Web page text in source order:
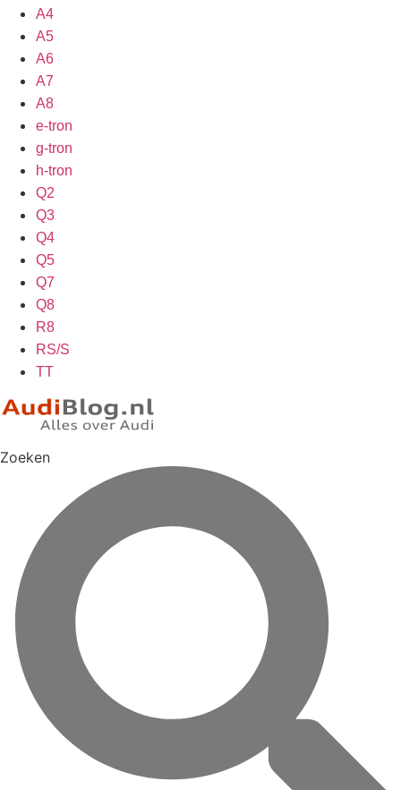
A4
A5
A6
A7
A8
e-tron
g-tron
h-tron
Q2
Q3
Q4
Q5
Q7
Q8
R8
RS/S
TT
Zoeken